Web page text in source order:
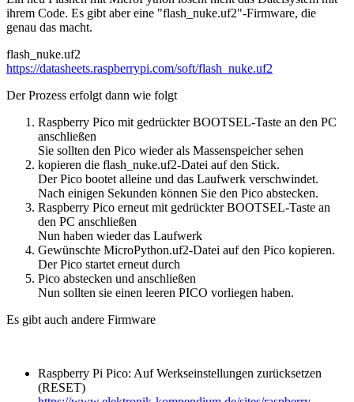
ihrem Code. Es gibt aber eine "flash_nuke.uf2"-Firmware, die
genau das macht.
flash_nuke.uf2
https://datasheets.raspberrypi.com/soft/flash_nuke.uf2
Der Prozess erfolgt dann wie folgt
Raspberry Pico mit gedrückter BOOTSEL-Taste an den PC
anschließen
Sie sollten den Pico wieder als Massenspeicher sehen
kopieren die flash_nuke.uf2-Datei auf den Stick.
Der Pico bootet alleine und das Laufwerk verschwindet.
Nach einigen Sekunden können Sie den Pico abstecken.
Raspberry Pico erneut mit gedrückter BOOTSEL-Taste an
den PC anschließen
Nun haben wieder das Laufwerk
Gewünschte MicroPython.uf2-Datei auf den Pico kopieren.
Der Pico startet erneut durch
Pico abstecken und anschließen
Nun sollten sie einen leeren PICO vorliegen haben.
Es gibt auch andere Firmware
Raspberry Pi Pico: Auf Werkseinstellungen zurücksetzen
(RESET)